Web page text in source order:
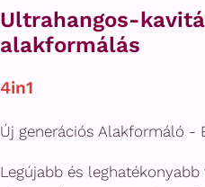
Ultrahangos-
alakformálás
4in1
Új generációs Alakformáló -
Legújabb és